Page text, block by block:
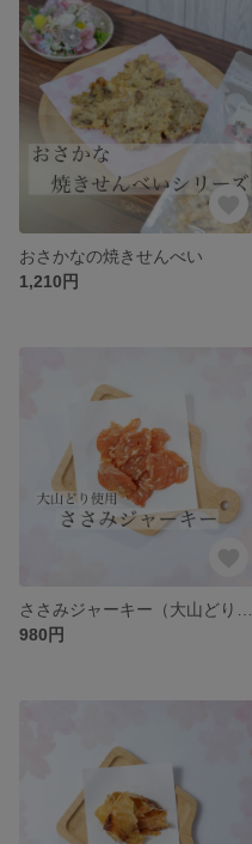
おさかなの焼きせんべい
1,210円
980円